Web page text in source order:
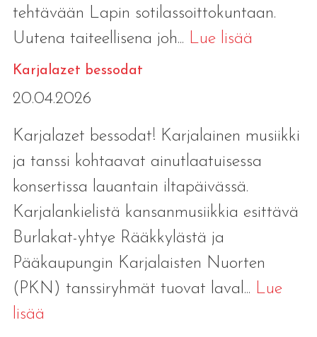
tehtävään Lapin sotilassoittokuntaan.
Uutena taiteellisena joh... Lue lisää
Karjalazet bessodat
20.04.2026
Karjalazet bessodat! Karjalainen musiikki
ja tanssi kohtaavat ainutlaatuisessa
konsertissa lauantain iltapäivässä.
Karjalankielistä kansanmusiikkia esittävä
Burlakat-yhtye Rääkkylästä ja
Pääkaupungin Karjalaisten Nuorten
(PKN) tanssiryhmät tuovat laval... Lue
lisää